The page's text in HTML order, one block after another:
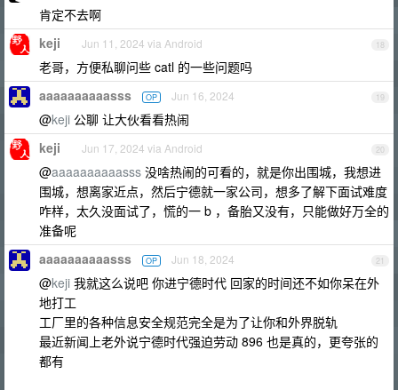
肯定不去啊
18
keji Jun 11, 2024 via Android
老哥，方便私聊问些 catl 的一些问题吗
19
aaaaaaaaaasss OP Jun 16, 2024
@keji 公聊 让大伙看看热闹
20
keji Jun 17, 2024 via Android
@aaaaaaaaaasss 没啥热闹的可看的，就是你出围城，我想进
围城，想离家近点，然后宁德就一家公司，想多了解下面试难度
咋样，太久没面试了，慌的一 b ，备胎又没有，只能做好万全的
准备呢
21
aaaaaaaaaasss OP Jun 18, 2024
@keji 我就这么说吧 你进宁德时代 回家的时间还不如你呆在外
地打工
工厂里的各种信息安全规范完全是为了让你和外界脱轨
最近新闻上老外说宁德时代强迫劳动 896 也是真的，更夸张的
都有